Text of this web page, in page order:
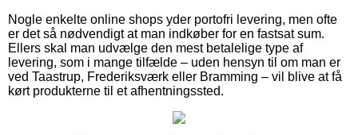
Nogle enkelte online shops yder portofri levering, men ofte
er det så nødvendigt at man indkøber for en fastsat sum.
Ellers skal man udvælge den mest betalelige type af
levering, som i mange tilfælde – uden hensyn til om man er
ved Taastrup, Frederiksværk eller Bramming – vil blive at få
kørt produkterne til et afhentningssted.